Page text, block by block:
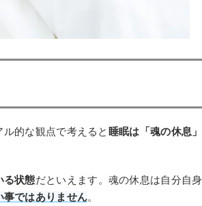
的な観点で考えると 睡眠は「魂の休息」
る状態だといえます。魂の休息は自分自身
事ではありません。